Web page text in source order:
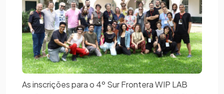
As inscrições para o 4º Sur Frontera WIP LAB